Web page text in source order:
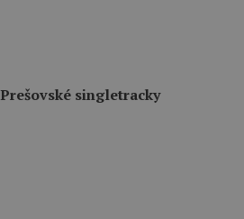
Prešovské singletracky